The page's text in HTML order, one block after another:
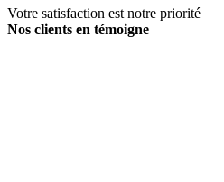
Votre satisfaction est notre priorité
Nos clients en témoigne